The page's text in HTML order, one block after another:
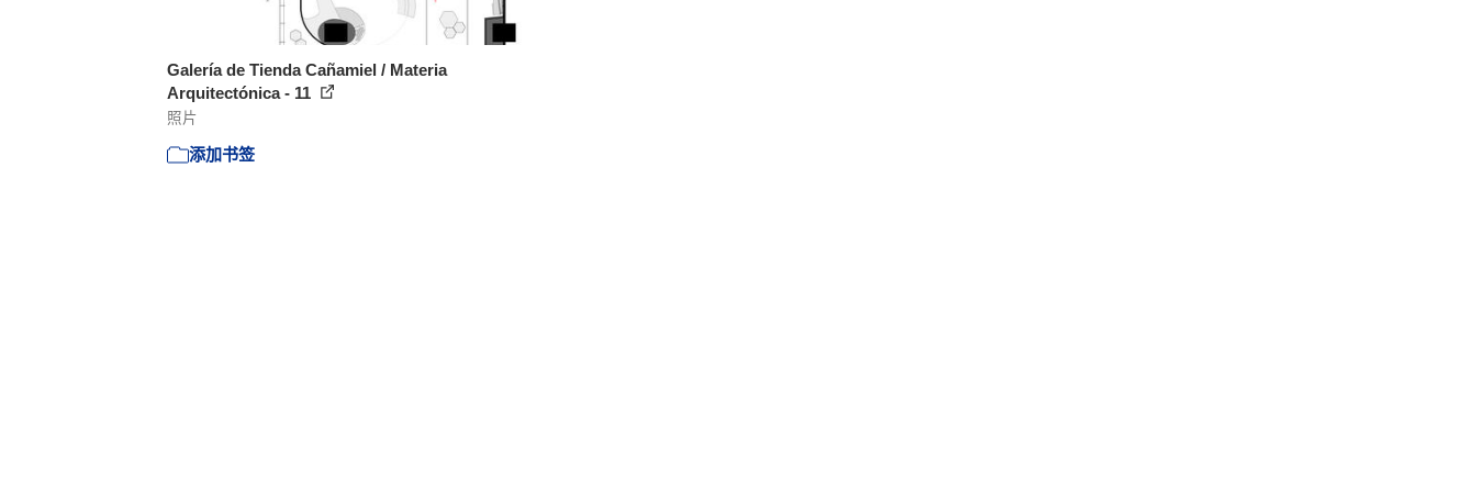
Galería de Tienda Cañamiel / Materia
Arquitectónica - 11
照片
添加书签